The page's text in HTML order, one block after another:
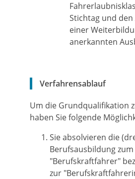
Stichtag und den
einer
anerkannten
Verfahrensablauf
Um die Grundqualifikation
haben Sie folgende
Sie absolvieren die
Berufsausbildung zum
"Berufskraftfahrer"
zur